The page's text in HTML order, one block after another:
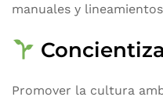
manuales y
Promover la cultura